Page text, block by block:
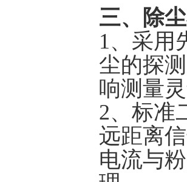
三、除
1、采用
尘的探
响测量
2、标准
远距离
电流与